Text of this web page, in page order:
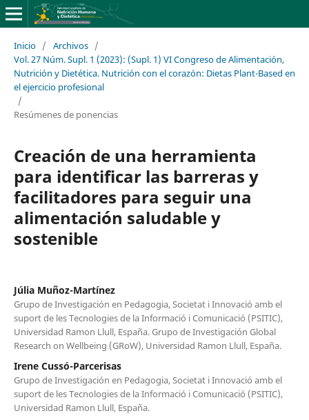
Inicio / Archivos /
Vol. 27 Núm. Supl. 1 (2023): (Supl. 1) VI Congreso de Alimentación,
Nutrición y Dietética. Nutrición con el corazón: Dietas Plant-Based en
el ejercicio profesional
/
Resúmenes de ponencias
Creación de una herramienta
para identificar las barreras y
facilitadores para seguir una
alimentación saludable y
sostenible
Júlia Muñoz-Martínez
Grupo de Investigación en Pedagogia, Societat i Innovació amb el
suport de les Tecnologies de la Informació i Comunicació (PSITIC),
Universidad Ramon Llull, España. Grupo de Investigación Global
Research on Wellbeing (GRoW), Universidad Ramon Llull, España.
Irene Cussó-Parcerisas
Grupo de Investigación en Pedagogia, Societat i Innovació amb el
suport de les Tecnologies de la Informació i Comunicació (PSITIC),
Universidad Ramon Llull, España.